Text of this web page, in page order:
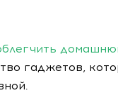
гаджетов,